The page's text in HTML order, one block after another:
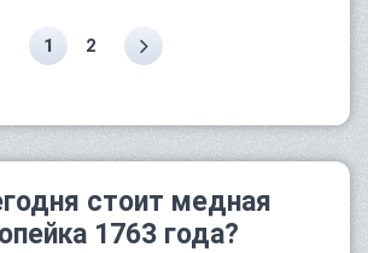
1 2
стоит медная
1763 года?